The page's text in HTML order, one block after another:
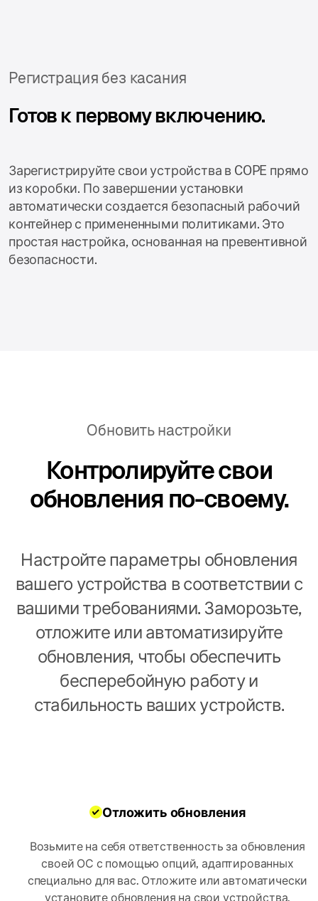
Регистрация без касания
Готов к первому включению.
Зарегистрируйте свои устройства в COPE прямо
из коробки. По завершении установки
автоматически создается безопасный рабочий
контейнер с примененными политиками. Это
простая настройка, основанная на превентивной
безопасности.
Обновить настройки
Контролируйте свои
обновления по-своему.
Настройте параметры обновления
вашего устройства в соответствии с
вашими требованиями. Заморозьте,
отложите или автоматизируйте
обновления, чтобы обеспечить
бесперебойную работу и
стабильность ваших устройств.
Отложить обновления
Возьмите на себя ответственность за обновления
своей ОС с помощью опций, адаптированных
специально для вас. Отложите или автоматически
установите обновления на свои устройства.